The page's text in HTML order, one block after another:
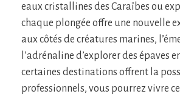
eaux cristallines des Caraïbes ou
chaque plongée offre une nouvelle
aux côtés de créatures marines,
l’adrénaline d’explorer des épaves
certaines destinations offrent la
professionnels, vous pourrez vivre